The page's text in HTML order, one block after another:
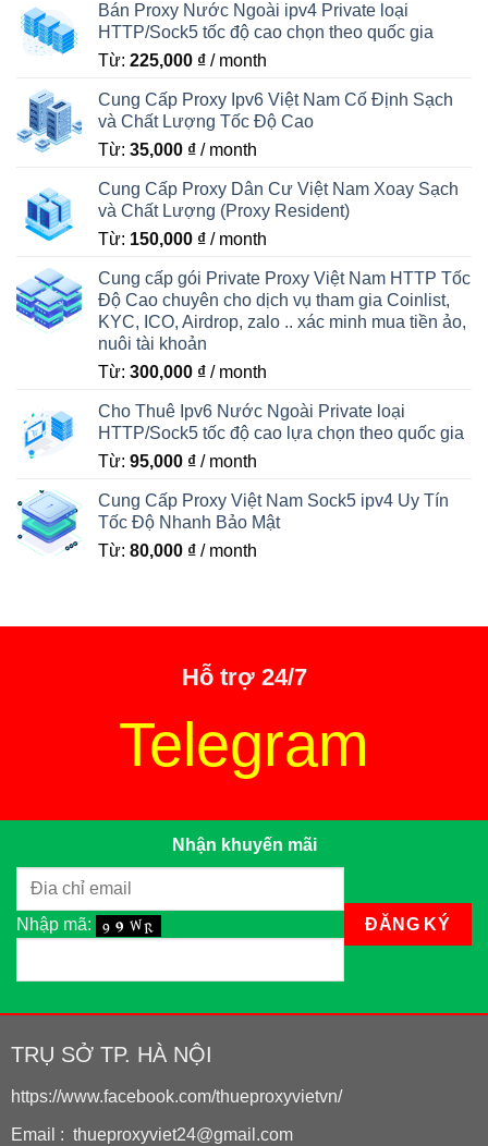
Bán Proxy Nước Ngoài ipv4 Private loại
HTTP/Sock5 tốc độ cao chọn theo quốc gia
Từ: 225,000 ₫ / month
Cung Cấp Proxy Ipv6 Việt Nam Cố Định Sạch
và Chất Lượng Tốc Độ Cao
Từ: 35,000 ₫ / month
Cung Cấp Proxy Dân Cư Việt Nam Xoay Sạch
và Chất Lượng (Proxy Resident)
Từ: 150,000 ₫ / month
Cung cấp gói Private Proxy Việt Nam HTTP Tốc
Độ Cao chuyên cho dịch vụ tham gia Coinlist,
KYC, ICO, Airdrop, zalo .. xác minh mua tiền ảo,
nuôi tài khoản
Từ: 300,000 ₫ / month
Cho Thuê Ipv6 Nước Ngoài Private loại
HTTP/Sock5 tốc độ cao lựa chọn theo quốc gia
Từ: 95,000 ₫ / month
Cung Cấp Proxy Việt Nam Sock5 ipv4 Uy Tín
Tốc Độ Nhanh Bảo Mật
Từ: 80,000 ₫ / month
Hỗ trợ 24/7
Telegram
Nhận khuyến mãi
Nhập mã:
TRỤ SỞ TP. HÀ NỘI
https://www.facebook.com/thueproxyvietvn/
Email : thueproxyviet24@gmail.com